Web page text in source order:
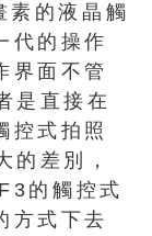
素的液晶觸
代的操作
界面不管
是直接在
控式拍照
的差別，
的觸控式
方式下去